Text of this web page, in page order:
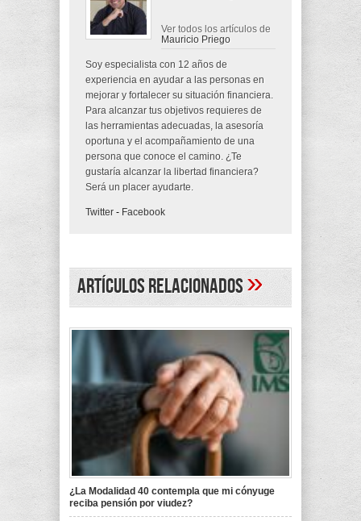
Ver todos los artículos de
Mauricio Priego
Soy especialista con 12 años de
experiencia en ayudar a las personas en
mejorar y fortalecer su situación financiera.
Para alcanzar tus objetivos requieres de
las herramientas adecuadas, la asesoría
oportuna y el acompañamiento de una
persona que conoce el camino. ¿Te
gustaría alcanzar la libertad financiera?
Será un placer ayudarte.
Twitter - Facebook
Artículos Relacionados»
¿La Modalidad 40 contempla que mi cónyuge
reciba pensión por viudez?